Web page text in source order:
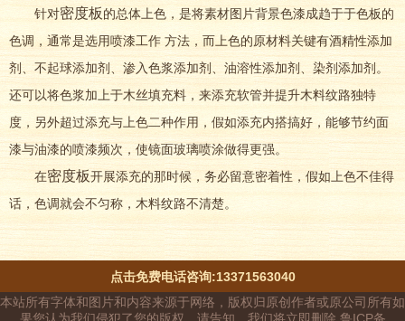
针对密度板的总体上色，是将素材图片背景色漆成趋于于色板的
色调，通常是选用喷漆工作 方法，而上色的原材料关键有酒精性添加
剂、不起球添加剂、渗入色浆添加剂、油溶性添加剂、染剂添加剂。
还可以将色浆加上于木丝填充料，来添充软管并提升木料纹路独特
度，另外超过添充与上色二种作用，假如添充内搭搞好，能够节约面
漆与油漆的喷漆频次，使镜面玻璃喷涂做得更强。
在密度板开展添充的那时候，务必留意密着性，假如上色不佳得
话，色调就会不匀称，木料纹路不清楚。
点击免费电话咨询:13371563040
本站所有字体和图片和内容来源于网络，版权归原创作者或原公司所有如
果您认为我们侵犯了您的版权，请告知，我们将立即删除 鲁ICP备